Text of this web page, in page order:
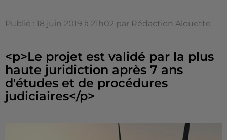
Publié : 18 juin 2019 à 21h02 par Rédaction Alouette
<p>Le projet est validé par la plus
haute juridiction après 7 ans
d'études et de procédures